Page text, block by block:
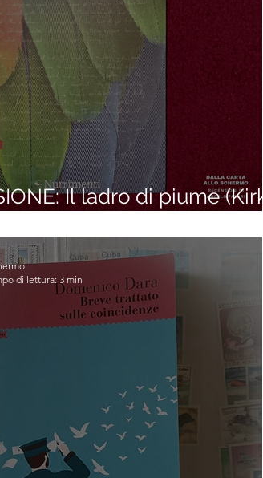
Il ladro di piume (Kirk
di lettura: 3 min